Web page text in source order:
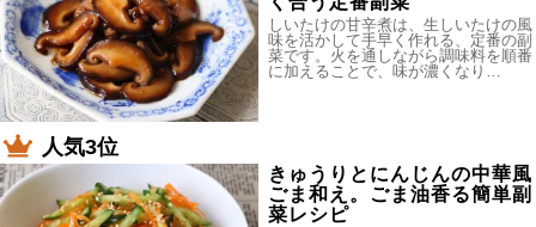
しいたけの甘辛煮は、生しいたけの風
味を活かして手早く作れる、定番の副
菜です。火を通しながら調味料を順番
に加えることで、味が濃くなり…
人気3位
きゅうりとにんじんの中華風
ごま和え。ごま油香る簡単副
菜レシピ